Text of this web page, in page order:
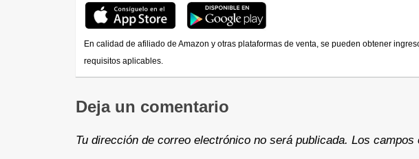
En calidad de afiliado de Amazon y otras plataformas de venta, se pueden obtener
requisitos aplicables.
Deja un comentario
Tu dirección de correo electrónico no será publicada. Los campos